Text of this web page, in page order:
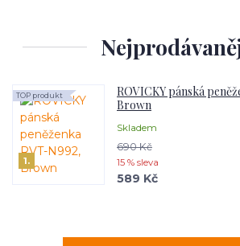
1.
ROVICKY pánská
Brown
Skladem
TOP produkt
690 Kč
15 % sleva
589 Kč